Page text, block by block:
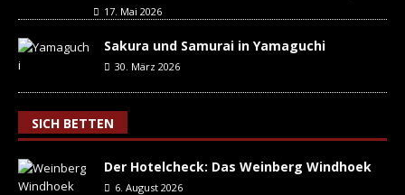
17. Mai 2026
Sakura und Samurai in Yamaguchi
30. März 2026
SICH BETTEN
Der Hotelcheck: Das Weinberg Windhoek
6. August 2026